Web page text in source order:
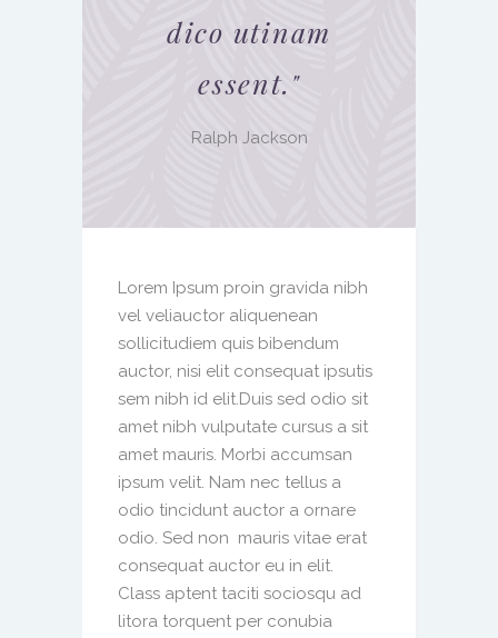
dico utinam
essent. "
Ralph Jackson
Lorem Ipsum proin gravida nibh
vel veliauctor aliquenean
sollicitudiem quis bibendum
auctor, nisi elit consequat ipsutis
sem nibh id elit.Duis sed odio sit
amet nibh vulputate cursus a sit
amet mauris. Morbi accumsan
ipsum velit. Nam nec tellus a
odio tincidunt auctor a ornare
odio. Sed non mauris vitae erat
consequat auctor eu in elit.
Class aptent taciti sociosqu ad
litora torquent per conubia